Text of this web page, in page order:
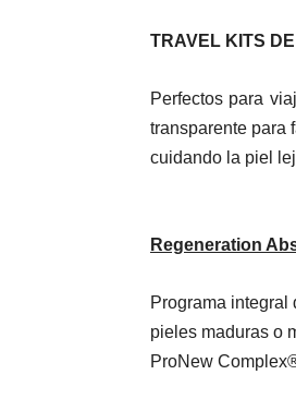
TRAVEL KITS
Perfectos para
transparente para
cuidando la piel
Regeneration
Programa
pieles maduras o
ProNew